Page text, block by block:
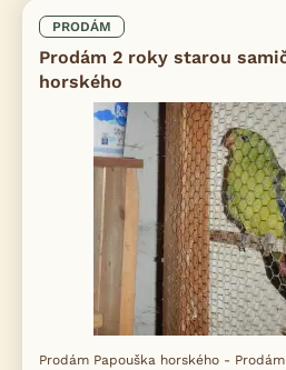
PRODÁM
Prodám 2 roky starou
horského
Prodám Papouška horského -